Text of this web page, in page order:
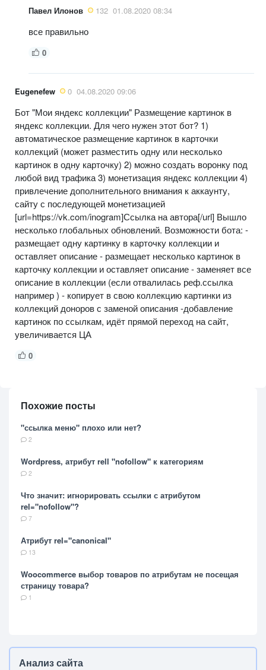
Павел Илонов 132 01.08.2020 08:34
все правильно
0
Eugenefew 0 04.08.2020 09:06
Бот "Мои яндекс коллекции" Размещение картинок в
яндекс коллекции. Для чего нужен этот бот? 1)
автоматическое размещение картинок в карточки
коллекций (может разместить одну или несколько
картинок в одну карточку) 2) можно создать воронку под
любой вид трафика 3) монетизация яндекс коллекции 4)
привлечение дополнительного внимания к аккаунту,
сайту с последующей монетизацией
[url=https://vk.com/inogram]Ссылка на автора[/url] Вышло
несколько глобальных обновлений. Возможности бота: -
размещает одну картинку в карточку коллекции и
оставляет описание - размещает несколько картинок в
карточку коллекции и оставляет описание - заменяет все
описание в коллекции (если отвалилась реф.ссылка
например ) - копирует в свою коллекцию картинки из
коллекций доноров с заменой описания -добавление
картинок по ссылкам, идёт прямой переход на сайт,
увеличивается ЦА
0
Похожие посты
"ссылка меню" плохо или нет?
2
Wordpress, атрибут rell "nofollow" к категориям
2
Что значит: игнорировать ссылки с атрибутом
rel="nofollow"?
7
Атрибут rel="canonical"
13
Woocommerce выбор товаров по атрибутам не посещая
страницу товара?
1
Анализ сайта